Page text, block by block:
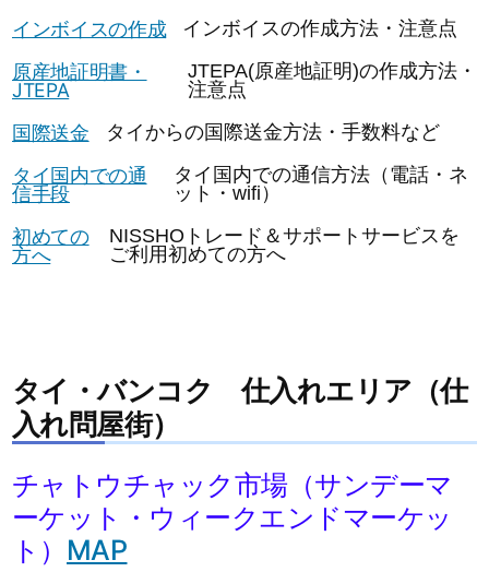
インボイスの作成 インボイスの作成方法・注意点
原産地証明書・
JTEPA
JTEPA(原産地証明)の作成方法・
注意点
国際送金 タイからの国際送金方法・手数料など
タイ国内での通
信手段
タイ国内での通信方法（電話・ネ
ット・wifi）
初めての
方へ
NISSHOトレード＆サポートサービスを
ご利用初めての方へ
タイ・バンコク仕入れエリア（仕
入れ問屋街）
チャトウチャック市場（サンデーマ
ーケット・ウィークエンドマーケッ
ト） MAP